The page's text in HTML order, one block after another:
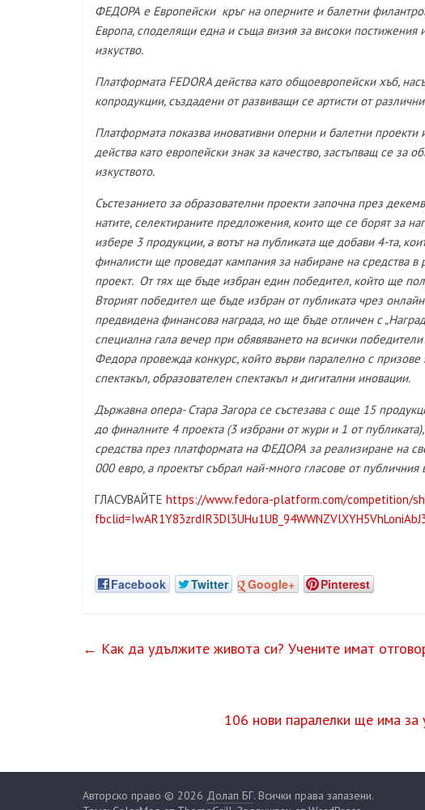
ФЕДОРА е Европейски кръг на оперните и балетни
Европа, споделящи една и съща визия за високи
изкуство.
Платформата FEDORA действа като общоевропейски хъб,
копродукции, създадени от развиващи се артисти от
Платформата показва иновативни оперни и балетни
действа като европейски знак за качество, застъпващ се
изкуството.
Състезанието за образователни проекти започна през
натите, селектираните предложения, които ще се борят за
избере 3 продукции, а вотът на публиката ще добави 4-та,
финалисти ще проведат кампания за набиране на средства
проект. От тях ще бъде избран един победител, който ще
Вторият победител ще бъде избран от публиката чрез
предвидена финансова награда, но ще бъде отличен с
специална гала вечер при обявяването на всички
Федора провежда конкурс, който върви паралелно с
спектакъл, образователен спектакъл и дигитални иновации.
Държавна опера- Стара Загора се състезава с още 15
до финалните 4 проекта (3 избрани от жури и 1 от
средства през платформата на ФЕДОРА за реализиране на
000 евро, а проектът събрал най-много гласове от
ГЛАСУВАЙТЕ https://www.fedora-platform.com/competition/
Facebook Twitter Google+ Pinterest
← Как да удължите живота си? Учените имат
106 нови паралелки ще има за
Авторско право © 2026 Долап БГ. Всички права запазени.